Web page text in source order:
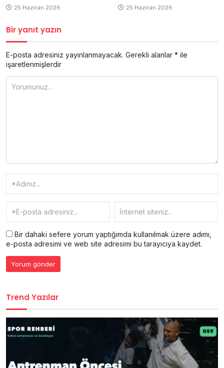
25 Haziran 2026 25 Haziran 2026
Bir yanıt yazın
E-posta adresiniz yayınlanmayacak. Gerekli alanlar * ile
işaretlenmişlerdir
Bir dahaki sefere yorum yaptığımda kullanılmak üzere adımı,
e-posta adresimi ve web site adresimi bu tarayıcıya kaydet.
Trend Yazılar